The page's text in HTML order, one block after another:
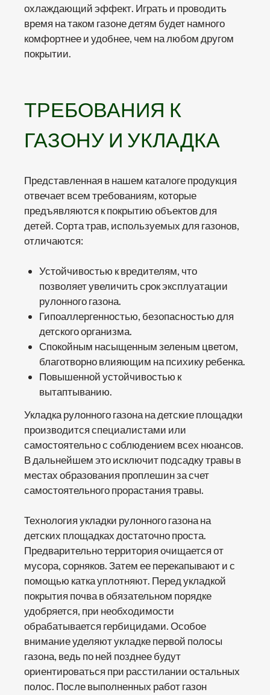
охлаждающий эффект. Играть и проводить
время на таком газоне детям будет намного
комфортнее и удобнее, чем на любом другом
покрытии.
ТРЕБОВАНИЯ К
ГАЗОНУ И УКЛАДКА
Представленная в нашем каталоге продукция
отвечает всем требованиям, которые
предъявляются к покрытию объектов для
детей. Сорта трав, используемых для газонов,
отличаются:
Устойчивостью к вредителям, что
позволяет увеличить срок эксплуатации
рулонного газона.
Гипоаллергенностью, безопасностью для
детского организма.
Спокойным насыщенным зеленым цветом,
благотворно влияющим на психику ребенка.
Повышенной устойчивостью к
вытаптыванию.
Укладка рулонного газона на детские площадки
производится специалистами или
самостоятельно с соблюдением всех нюансов.
В дальнейшем это исключит подсадку травы в
местах образования проплешин за счет
самостоятельного прорастания травы.
Технология укладки рулонного газона на
детских площадках достаточно проста.
Предварительно территория очищается от
мусора, сорняков. Затем ее перекапывают и с
помощью катка уплотняют. Перед укладкой
покрытия почва в обязательном порядке
удобряется, при необходимости
обрабатывается гербицидами. Особое
внимание уделяют укладке первой полосы
газона, ведь по ней позднее будут
ориентироваться при расстилании остальных
полос. После выполненных работ газон